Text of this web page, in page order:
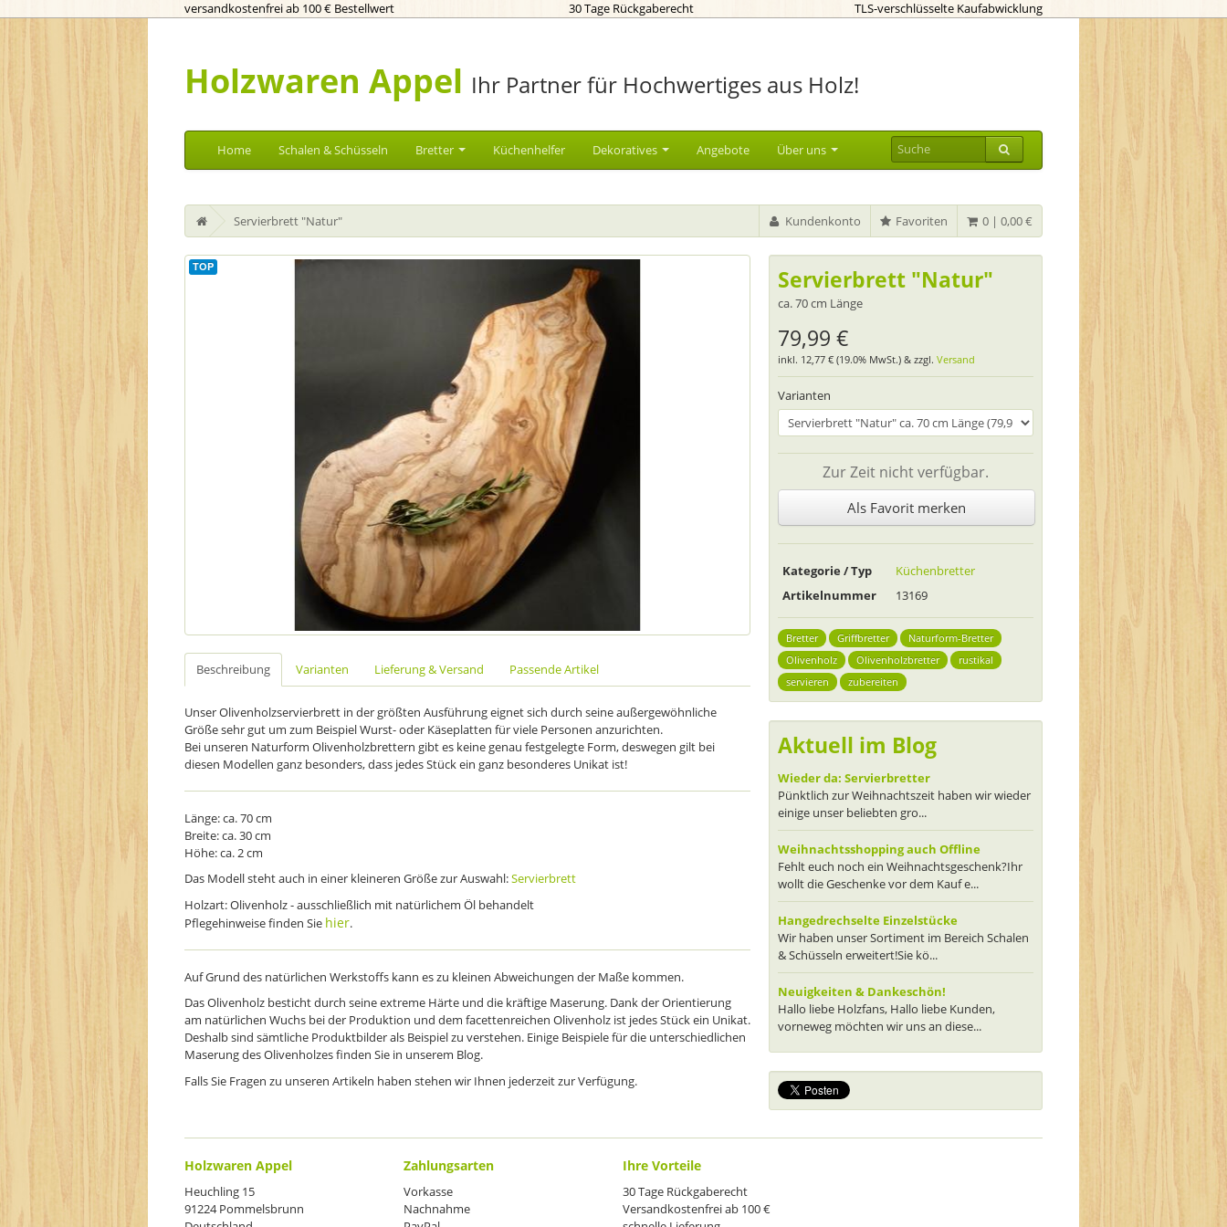
versandkostenfrei ab 100 € Bestellwert 30 Tage Rückgaberecht TLS-verschlüsselte Kaufabwicklung
Holzwaren Appel Ihr Partner für Hochwertiges aus Holz!
Home Schalen & Schüsseln Bretter Küchenhelfer Dekoratives Angebote Über uns
Servierbrett "Natur" 0 | 0,00 €
Favoriten
Kundenkonto
TOP
Beschreibung Varianten Lieferung & Versand Passende Artikel
Unser Olivenholzservierbrett in der größten Ausführung eignet sich durch seine außergewöhnliche
Größe sehr gut um zum Beispiel Wurst- oder Käseplatten für viele Personen anzurichten.
Bei unseren Naturform Olivenholzbrettern gibt es keine genau festgelegte Form, deswegen gilt bei
diesen Modellen ganz besonders, dass jedes Stück ein ganz besonderes Unikat ist!
Länge: ca. 70 cm
Breite: ca. 30 cm
Höhe: ca. 2 cm
Das Modell steht auch in einer kleineren Größe zur Auswahl:Servierbrett
Holzart: Olivenholz - ausschließlich mit natürlichem Öl behandelt
Pflegehinweise finden Sie hier.
Auf Grund des natürlichen Werkstoffs kann es zu kleinen Abweichungen der Maße kommen.
Das Olivenholz besticht durch seine extreme Härte und die kräftige Maserung. Dank der Orientierung
am natürlichen Wuchs bei der Produktion und dem facettenreichen Olivenholz ist jedes Stück ein Unikat.
Deshalb sind sämtliche Produktbilder als Beispiel zu verstehen. Einige Beispiele für die unterschiedlichen
Maserung des Olivenholzes finden Sie in unserem Blog.
Falls Sie Fragen zu unseren Artikeln haben stehen wir Ihnen jederzeit zur Verfügung.
Servierbrett "Natur"
ca. 70 cm Länge
79,99 €
inkl. 12,77 € (19.0% MwSt.) & zzgl. Versand
Varianten
Zur Zeit nicht verfügbar.
Als Favorit merken
Kategorie / Typ
Küchenbretter
Artikelnummer
13169
Bretter Griffbretter
Naturform-Bretter
Olivenholz
Olivenholzbretter
rustikal
servieren
zubereiten
Aktuell im Blog
Wieder da: Servierbretter
Pünktlich zur Weihnachtszeit haben wir wieder
einige unser beliebten gro...
Weihnachtsshopping auch Offline
Fehlt euch noch ein Weihnachtsgeschenk?Ihr
wollt die Geschenke vor dem Kauf e...
Hangedrechselte Einzelstücke
Wir haben unser Sortiment im Bereich Schalen
& Schüsseln erweitert!Sie kö...
Neuigkeiten & Dankeschön!
Hallo liebe Holzfans, Hallo liebe Kunden,
vorneweg möchten wir uns an diese...
Holzwaren Appel
Heuchling 15
91224 Pommelsbrunn
Zahlungsarten
Vorkasse
Nachnahme
Ihre Vorteile
30 Tage Rückgaberecht
Versandkostenfrei ab 100 €